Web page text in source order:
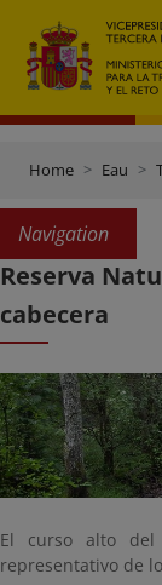
Home Eau
Navigation
Reserva
cabecera
El curso alto del
representativo de